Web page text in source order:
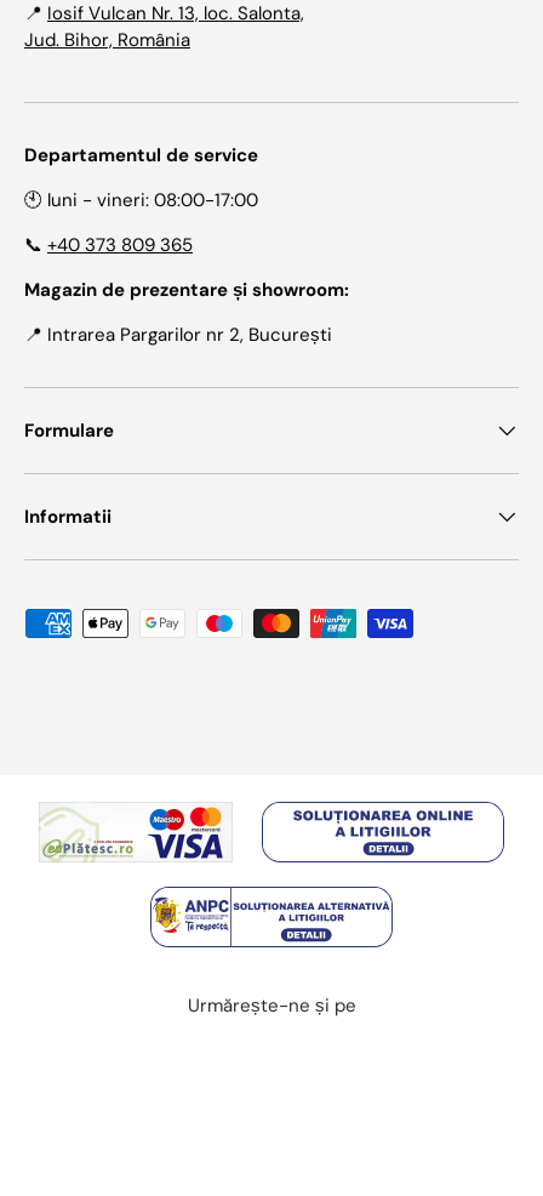
📍 Iosif Vulcan Nr. 13, loc. Salonta,
Jud. Bihor, România
Departamentul de service
🕙 luni - vineri: 08:00-17:00
📞 +40 373 809 365
Magazin de prezentare și showroom:
📍 Intrarea Pargarilor nr 2, București
Formulare
Informatii
Metode de plata acceptate
Urmărește-ne și pe